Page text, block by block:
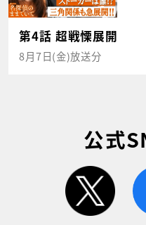
第4話 超戦慄展開
8月7日(金)放送分
公式